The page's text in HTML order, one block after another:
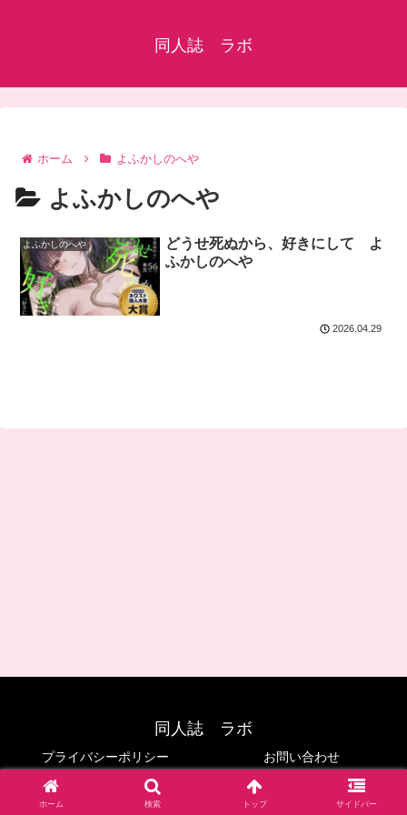
同人誌 ラボ
ホーム よふかしのへや
よふかしのへや
よふかしのへや
どうせ死ぬから、好きにして よ
ふかしのへや
2026.04.29
同人誌 ラボ
プライバシーポリシー お問い合わせ
© 2024 同人誌 ラボ.
ホーム 検索 トップ サイドバー